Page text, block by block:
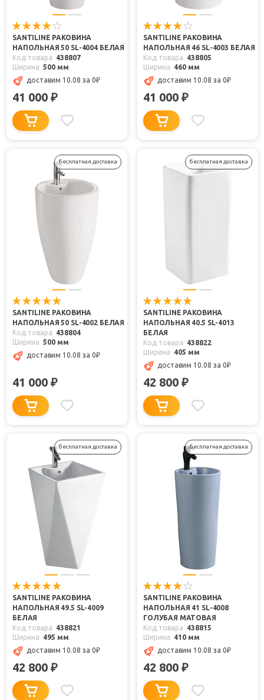
SANTILINE РАКОВИНА
НАПОЛЬНАЯ 50 SL-4004 БЕЛАЯ
Код товара
438807
Ширина 500 мм
доставим 10.08 за 0₽
41 000 ₽
SANTILINE РАКОВИНА
НАПОЛЬНАЯ 46 SL-4003 БЕЛАЯ
Код товара
438805
Ширина
460 мм
доставим 10.08 за 0₽
41 000 ₽
бесплатная доставка
SANTILINE РАКОВИНА
НАПОЛЬНАЯ 50 SL-4002 БЕЛАЯ
Код товара
438804
Ширина 500 мм
доставим 10.08 за 0₽
41 000 ₽
бесплатная доставка
SANTILINE РАКОВИНА
НАПОЛЬНАЯ 40.5 SL-4013
БЕЛАЯ
Код товара
438822
Ширина
405 мм
доставим 10.08 за 0₽
42 800 ₽
бесплатная доставка
SANTILINE РАКОВИНА
НАПОЛЬНАЯ 49.5 SL-4009
БЕЛАЯ
Код товара
438821
Ширина
495 мм
доставим 10.08 за 0₽
42 800 ₽
бесплатная доставка
SANTILINE РАКОВИНА
НАПОЛЬНАЯ 41 SL-4008
ГОЛУБАЯ МАТОВАЯ
Код товара
438815
Ширина
410 мм
доставим 10.08 за 0₽
42 800 ₽